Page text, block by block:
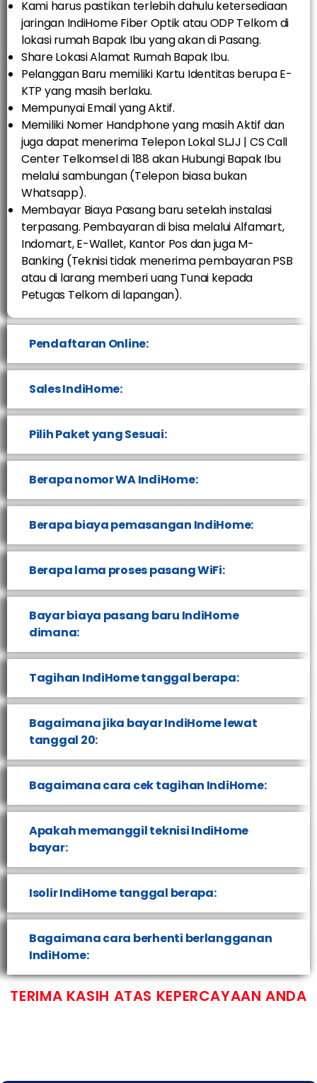
Kami harus pastikan terlebih dahulu ketersediaan
jaringan IndiHome Fiber Optik atau ODP Telkom di
lokasi rumah Bapak Ibu yang akan di Pasang.
Share Lokasi Alamat Rumah Bapak Ibu.
Pelanggan Baru memiliki Kartu Identitas berupa E-
KTP yang masih berlaku.
Mempunyai Email yang Aktif.
Memiliki Nomer Handphone yang masih Aktif dan
juga dapat menerima Telepon Lokal SLJJ | CS Call
Center Telkomsel di 188 akan Hubungi Bapak Ibu
melalui sambungan (Telepon biasa bukan
Whatsapp).
Membayar Biaya Pasang baru setelah instalasi
terpasang. Pembayaran di bisa melalui Alfamart,
Indomart, E-Wallet, Kantor Pos dan juga M-
Banking (Teknisi tidak menerima pembayaran PSB
atau di larang memberi uang Tunai kepada
Petugas Telkom di lapangan).
Pendaftaran Online:
Sales IndiHome:
Pilih Paket yang Sesuai:
Berapa nomor WA IndiHome:
Berapa biaya pemasangan IndiHome:
Berapa lama proses pasang WiFi:
Bayar biaya pasang baru IndiHome
dimana:
Tagihan IndiHome tanggal berapa:
Bagaimana jika bayar IndiHome lewat
tanggal 20:
Bagaimana cara cek tagihan IndiHome:
Apakah memanggil teknisi IndiHome
bayar:
Isolir IndiHome tanggal berapa:
Bagaimana cara berhenti berlangganan
IndiHome:
TERIMA KASIH ATAS KEPERCAYAAN ANDA